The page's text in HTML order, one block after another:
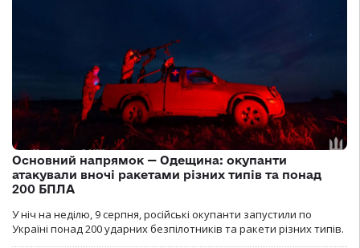
Основний напрямок — Одещина: окупанти
атакували вночі ракетами різних типів та понад
200 БПЛА
У ніч на неділю, 9 серпня, російські окупанти запустили по
Україні понад 200 ударних безпілотників та ракети різних типів.